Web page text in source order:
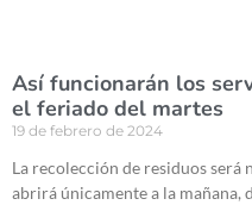
Así funcionarán los
el feriado del martes
19 de febrero de 2024
La recolección de residuos será
abrirá únicamente a la mañana,